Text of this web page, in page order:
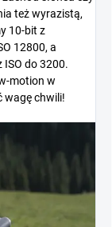
też wyrazistą,
10-bit z
12800, a
ISO do 3200.
motion w
wagę chwili!